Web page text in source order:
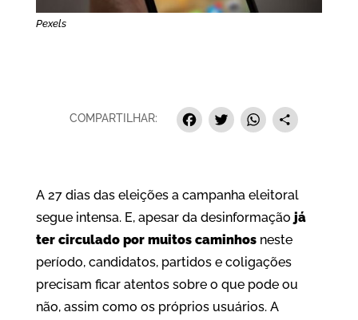
Pexels
COMPARTILHAR: Facebook
Twitter
A 27 dias das eleições a campanha eleitoral
segue intensa. E, apesar da desinformação já
ter circulado por muitos caminhosneste
período, candidatos, partidos e coligações
precisam ficar atentos sobre o que pode ou
não, assim como os próprios usuários. A